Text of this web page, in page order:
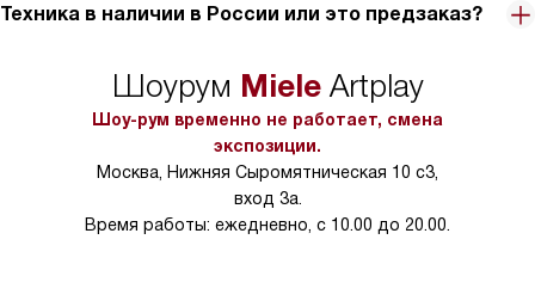
Техника в наличии в России или это предзаказ?
Шоурум MieleArtplay
Шоу-рум временно не работает, смена
экспозиции.
Москва, Нижняя Сыромятническая 10 с3,
вход 3а.
Время работы: ежедневно, с 10.00 до 20.00.